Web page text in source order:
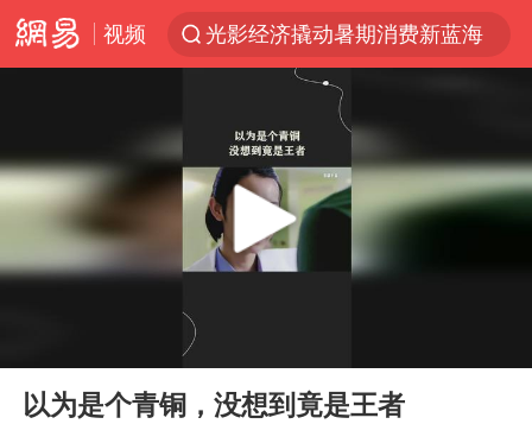
视频
光影经济撬动暑期消费新蓝海
新疆优化调整景区内自驾服务费
上四休三，但降薪1000元，你接受吗？
情侣平潭拍日出坠崖1死1伤
Play
以为是个青铜，没想到竟是王者